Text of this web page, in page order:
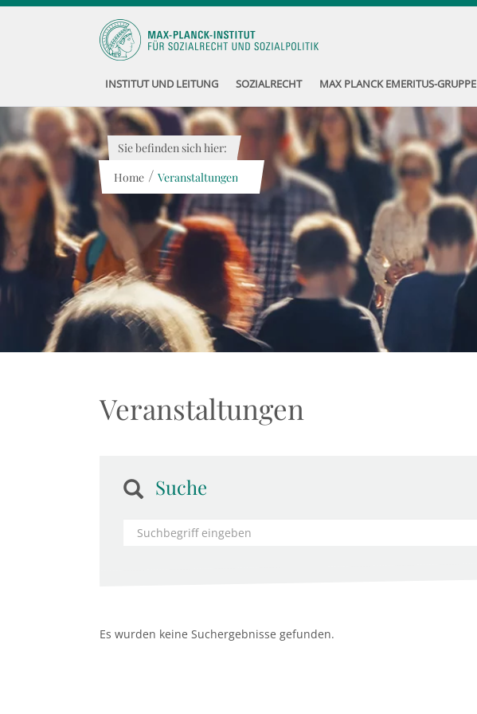
INSTITUT UND LEITUNG SOZIALRECHT MAX PLANCK EMERITUS-GRUPPE
Sie befinden sich hier:
Home / Veranstaltungen
Veranstaltungen
Suche
Es wurden keine Suchergebnisse gefunden.